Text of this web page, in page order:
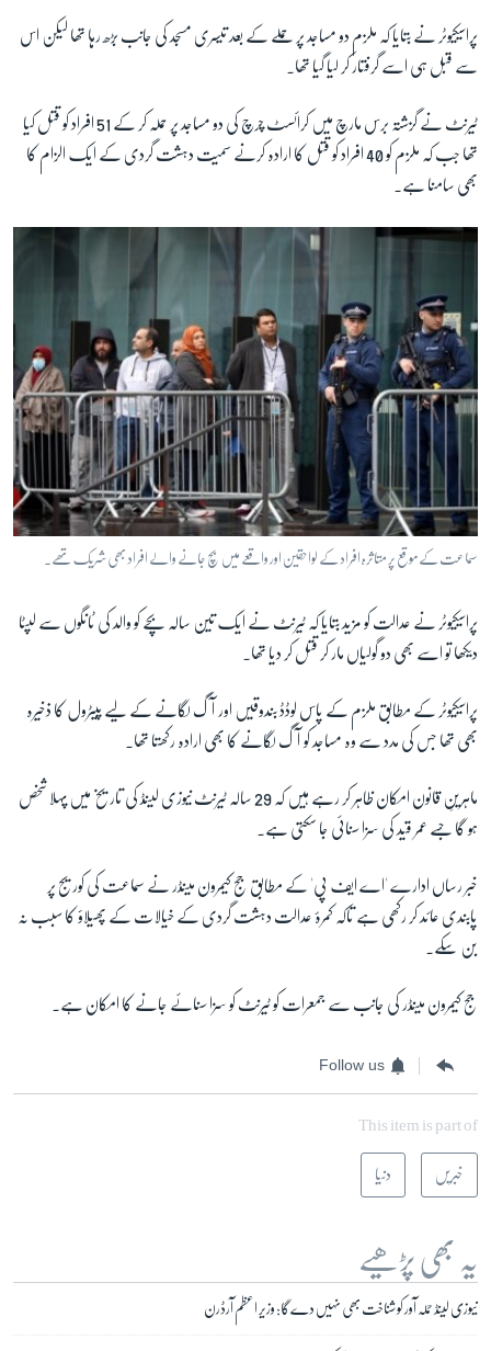
زبان
پراسیکیوٹر نے بتایا کہ ملزم دو مساجد پر حملے کے بعد تیسری مسجد کی جانب بڑھ رہا تھا لیکن اس
سے قبل ہی اسے گرفتار کر لیا گیا تھا۔
ٹیرنٹ نے گزشتہ برس مارچ میں کرائسٹ چرچ کی دو مساجد پر حملہ کر کے 51 افراد کو قتل کیا
تھا جب کہ ملزم کو 40 افراد کو قتل کا ارادہ کرنے سمیت دہشت گردی کے ایک الزام کا
بھی سامنا ہے۔
سماعت کے موقع پر متاثرہ افراد کے لواحقین اور واقعے میں بچ جانے والے افراد بھی شریک تھے۔
پراسیکیوٹر نے عدالت کو مزید بتایا کہ ٹیرنٹ نے ایک تین سالہ بچے کو والد کی ٹانگوں سے لپٹا
دیکھا تو اسے بھی دو گولیاں مار کر قتل کر دیا تھا۔
پراسیکیوٹر کے مطابق ملزم کے پاس لوڈڈ بندوقیں اور آگ لگانے کے لیے پیٹرول کا ذخیرہ
بھی تھا جس کی مدد سے وہ مساجد کو آگ لگانے کا بھی ارادہ رکھتا تھا۔
ماہرینِ قانون امکان ظاہر کر رہے ہیں کہ 29 سالہ ٹیرنٹ نیوزی لینڈ کی تاریخ میں پہلا شخص
ہو گا جسے عمر قید کی سزا سنائی جا سکتی ہے۔
خبر رساں ادارے 'اے ایف پی' کے مطابق جج کیمرون مینڈر نے سماعت کی کوریج پر
پابندی عائد کر رکھی ہے تاکہ کمرۂ عدالت دہشت گردی کے خیالات کے پھیلاؤ کا سبب نہ
بن سکے۔
جج کیمرون مینڈر کی جانب سے جمعرات کو ٹیرنٹ کو سزا سنائے جانے کا امکان ہے۔
Follow us
This item is part of
خبریں دنیا
یہ بھی پڑھیے
نیوزی لینڈ حملہ آور کو شناخت بھی نہیں دے گا: وزیر اعظم آرڈرن